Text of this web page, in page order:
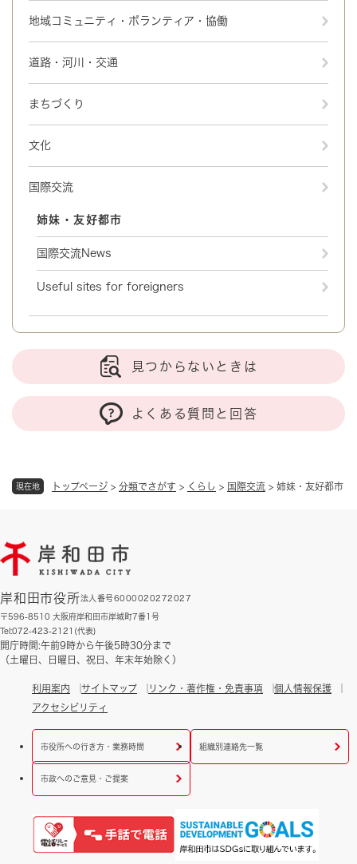
現在地 トップページ > 分類でさがす > くらし > 国際交流 > 姉妹・友好都市
地域コミュニティ・ボランティア・協働
道路・河川・交通
まちづくり
文化
国際交流
姉妹・友好都市
国際交流News
Useful sites for foreigners
見つからないときは
よくある質問と回答
岸和田市役所法人番号6000020272027
〒596-8510 大阪府岸和田市岸城町7番1号
Tel:072-423-2121(代表)
開庁時間:午前9時から午後5時30分まで
（土曜日、日曜日、祝日、年末年始除く）
利用案内 サイトマップ リンク・著作権・免責事項
個人情報保護
アクセシビリティ
市役所への行き方・業務時間 組織別連絡先一覧
市政へのご意見・ご提案